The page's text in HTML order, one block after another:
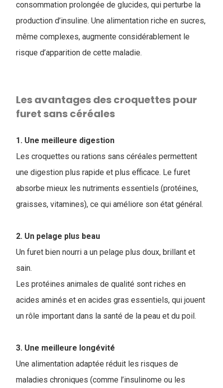
consommation prolongée de glucides, qui perturbe la
production d’insuline. Une alimentation riche en sucres,
même complexes, augmente considérablement le
risque d’apparition de cette maladie.
Les avantages des ​croquettes pour
furet sans céréales
1. Une meilleure digestion
Les croquettes ou rations sans céréales permettent
une digestion plus rapide et plus efficace. Le furet
absorbe mieux les nutriments essentiels (protéines,
graisses, vitamines), ce qui améliore son état général.
2. Un pelage plus beau
Un furet bien nourri a un pelage plus doux, brillant et
sain.
Les protéines animales de qualité sont riches en
acides aminés et en acides gras essentiels, qui jouent
un rôle important dans la santé de la peau et du poil.
3. Une meilleure longévité
Une alimentation adaptée réduit les risques de
maladies chroniques (comme l’insulinome ou les